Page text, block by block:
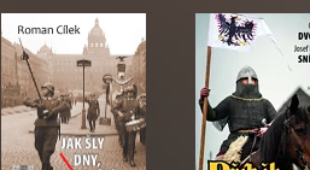
kdy předávám výsledek čtenářům,
se člověk pokoušel z vody nabrané
lze vždy a ze všech zorných úhlů jen
o době, kterou musely prožít
museli tak či onak prožít naši
poučením,ʻ říká hlavní hrdina jedné
mrtvými, neradno se přít.“